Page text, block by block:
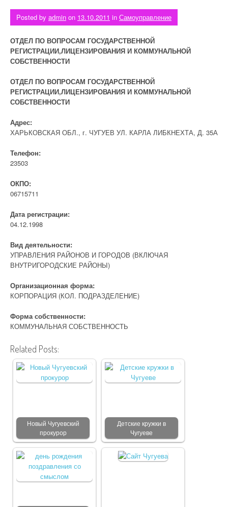
Posted by admin on 13.10.2011 in Самоуправление
ОТДЕЛ ПО ВОПРОСАМ ГОСУДАРСТВЕННОЙ
РЕГИСТРАЦИИ,ЛИЦЕНЗИРОВАНИЯ И КОММУНАЛЬНОЙ
СОБСТВЕННОСТИ
ОТДЕЛ ПО ВОПРОСАМ ГОСУДАРСТВЕННОЙ
РЕГИСТРАЦИИ,ЛИЦЕНЗИРОВАНИЯ И КОММУНАЛЬНОЙ
СОБСТВЕННОСТИ
Адрес:
ХАРЬКОВСКАЯ ОБЛ., г. ЧУГУЕВ УЛ. КАРЛА ЛИБКНЕХТА, Д. 35А
Телефон:
23503
ОКПО:
06715711
Дата регистрации:
04.12.1998
Вид деятельности:
УПРАВЛЕНИЯ РАЙОНОВ И ГОРОДОВ (ВКЛЮЧАЯ
ВНУТРИГОРОДСКИЕ РАЙОНЫ)
Организационная форма:
КОРПОРАЦИЯ (КОЛ. ПОДРАЗДЕЛЕНИЕ)
Форма собственности:
КОММУНАЛЬНАЯ СОБСТВЕННОСТЬ
Related Posts:
Новый Чугуевский
прокурор
Детские кружки в
Чугуеве